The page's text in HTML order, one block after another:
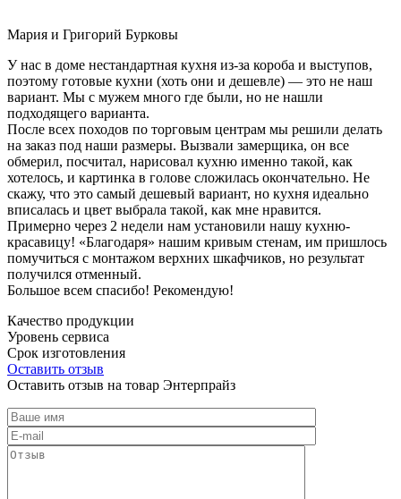
Мария и Григорий Бурковы
У нас в доме нестандартная кухня из-за короба и выступов,
поэтому готовые кухни (хоть они и дешевле) — это не наш
вариант. Мы с мужем много где были, но не нашли
подходящего варианта.
После всех походов по торговым центрам мы решили делать
на заказ под наши размеры. Вызвали замерщика, он все
обмерил, посчитал, нарисовал кухню именно такой, как
хотелось, и картинка в голове сложилась окончательно. Не
скажу, что это самый дешевый вариант, но кухня идеально
вписалась и цвет выбрала такой, как мне нравится.
Примерно через 2 недели нам установили нашу кухню-
красавицу! «Благодаря» нашим кривым стенам, им пришлось
помучиться с монтажом верхних шкафчиков, но результат
получился отменный.
Большое всем спасибо! Рекомендую!
Качество продукции
Уровень сервиса
Срок изготовления
Оставить отзыв
Оставить отзыв на товар Энтерпрайз